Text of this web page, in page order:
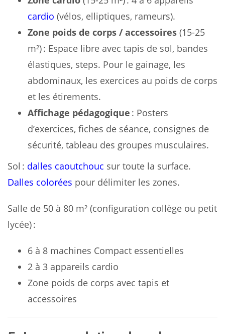
cardio (vélos, elliptiques, rameurs).
Zone poids de corps / accessoires (15-25
m²) : Espace libre avec tapis de sol, bandes
élastiques, steps. Pour le gainage, les
abdominaux, les exercices au poids de corps
et les étirements.
Affichage pédagogique : Posters
d’exercices, fiches de séance, consignes de
sécurité, tableau des groupes musculaires.
Sol : dalles caoutchouc sur toute la surface.
Dalles colorées pour délimiter les zones.
Salle de 50 à 80 m² (configuration collège ou petit
lycée) :
6 à 8 machines Compact essentielles
2 à 3 appareils cardio
Zone poids de corps avec tapis et
accessoires